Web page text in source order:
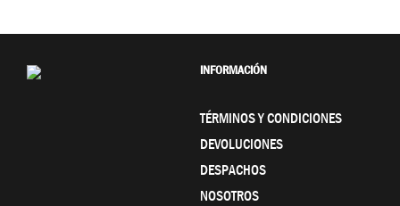
INFORMACIÓN
TÉRMINOS Y CONDICIONES
DEVOLUCIONES
DESPACHOS
NOSOTROS